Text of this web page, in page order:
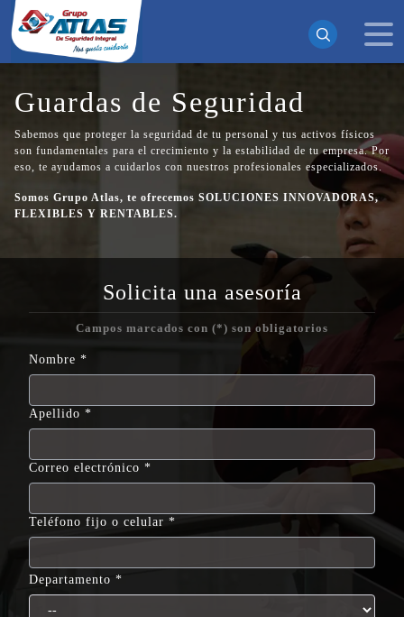
Guardas de Seguridad
Sabemos que proteger la seguridad de tu personal y tus activos físicos
son fundamentales para el crecimiento y la estabilidad de tu empresa. Por
eso, te ayudamos a cuidarlos con nuestros profesionales especializados.
Somos Grupo Atlas, te ofrecemos SOLUCIONES INNOVADORAS,
FLEXIBLES Y RENTABLES.
Solicita una asesoría
Campos marcados con (*) son obligatorios
Nombre
Apellido
Correo electrónico
Teléfono fijo o celular
Departamento
¡Suscrito exitosamente!
Ahora recibirás todas nuestras actualizaciones y noticias
directamente en tu bandeja de entrada. ¡No te pierdas
ninguna novedad!